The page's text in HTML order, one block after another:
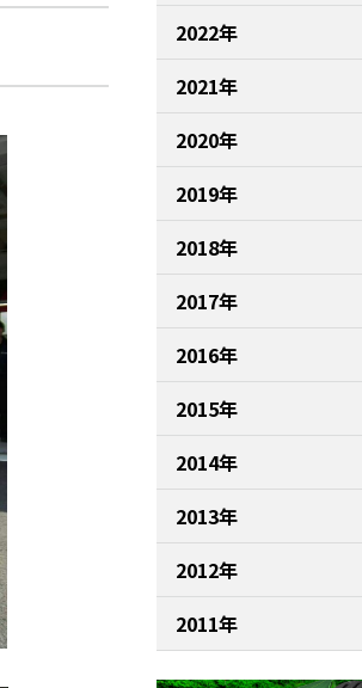
2022年
2021年
2020年
2019年
2018年
2017年
2016年
2015年
2014年
2013年
2012年
2011年